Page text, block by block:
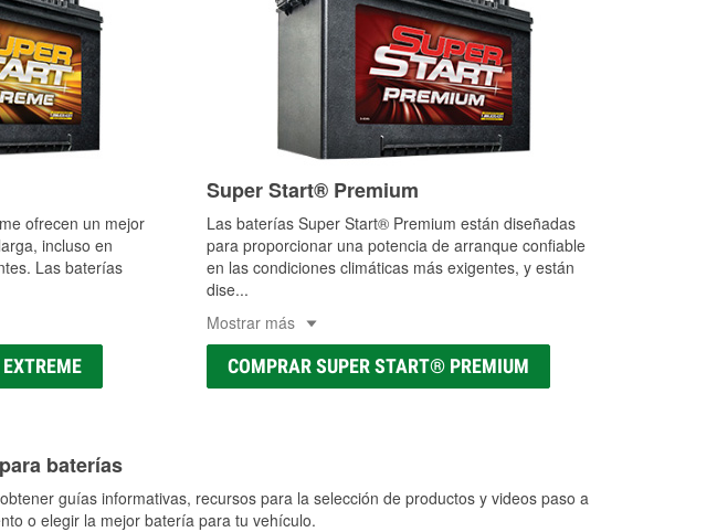
ofrecen un mejor
incluso en
Las baterías
Super Start® Premium
Las baterías Super Start® Premium están diseñadas
para proporcionar una potencia de arranque confiable
en las condiciones climáticas más exigentes, y están
dise...
Mostrar más
COMPRAR SUPER START® PREMIUM
baterías
guías informativas, recursos para la selección de productos y videos paso a
o elegir la mejor batería para tu vehículo.